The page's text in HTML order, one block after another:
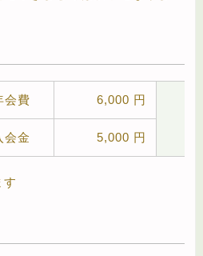
会費
6,000 円
会金
5,000 円